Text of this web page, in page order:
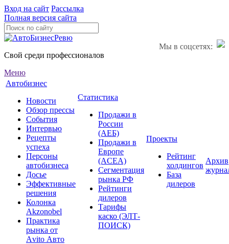
Вход на сайт Рассылка
Полная версия сайта
Мы в соцсетях:
Свой среди профессионалов
Меню
Автобизнес
Новости
Обзор прессы
События
Интервью
Рецепты
успеха
Персоны
автобизнеса
Досье
Эффективные
решения
Колонка
Akzonobel
Практика
рынка от
Аvito Авто
Статистика
Продажи в
России
(АЕБ)
Продажи в
Европе
(ACEA)
Сегментация
рынка РФ
Рейтинги
дилеров
Тарифы
каско (ЭЛТ-
ПОИСК)
Проекты
Рейтинг
холдингов
База
дилеров
Архив